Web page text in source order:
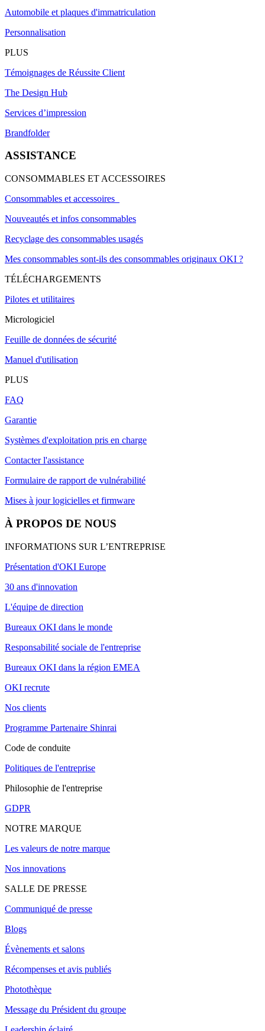
Automobile et plaques d'immatriculation
Personnalisation
PLUS
Témoignages de Réussite Client
The Design Hub
Services d’impression
Brandfolder
ASSISTANCE
CONSOMMABLES ET ACCESSOIRES
Consommables et accessoires
Nouveautés et infos consommables
Recyclage des consommables usagés
Mes consommables sont-ils des consommables originaux OKI ?
TÉLÉCHARGEMENTS
Pilotes et utilitaires
Micrologiciel
Feuille de données de sécurité
Manuel d'utilisation
PLUS
FAQ
Garantie
Systèmes d'exploitation pris en charge
Contacter l'assistance
Formulaire de rapport de vulnérabilité
Mises à jour logicielles et firmware
À PROPOS DE NOUS
INFORMATIONS SUR L’ENTREPRISE
Présentation d'OKI Europe
30 ans d'innovation
L'équipe de direction
Bureaux OKI dans le monde
Responsabilité sociale de l'entreprise
Bureaux OKI dans la région EMEA
OKI recrute
Nos clients
Programme Partenaire Shinrai
Code de conduite
Politiques de l'entreprise
Philosophie de l'entreprise
GDPR
NOTRE MARQUE
Les valeurs de notre marque
Nos innovations
SALLE DE PRESSE
Communiqué de presse
Blogs
Évènements et salons
Récompenses et avis publiés
Photothèque
Message du Président du groupe